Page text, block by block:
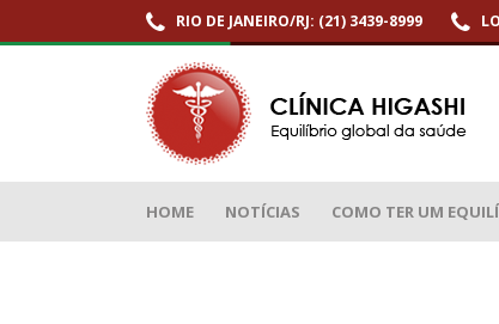
RIO DE JANEIRO/RJ: (21) 3439-8999
Como ter um equilíbrio global da saúde?
HOME NOTÍCIAS COMO TER UM